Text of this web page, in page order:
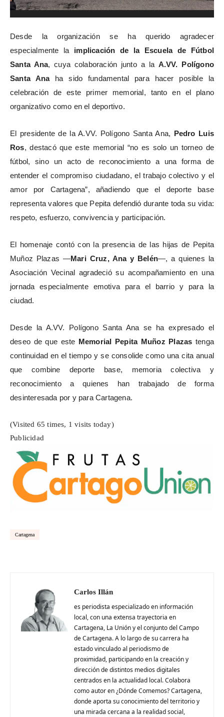
Desde la organización se ha querido agradecer
especialmente la implicación de la Escuela de Fútbol
Santa Ana, cuya colaboración junto a la A.VV. Polígono
Santa Anaha sido fundamental para hacer posible la
celebración de este primer memorial, tanto en el plano
organizativo como en el deportivo.
El presidente de la A.VV. Polígono Santa Ana, Pedro Luis
Ros, destacó que este memorial “no es solo un torneo de
fútbol, sino un acto de reconocimiento a una forma de
entender el compromiso ciudadano, el trabajo colectivo y el
amor por Cartagena”, añadiendo que el deporte base
representa valores que Pepita defendió durante toda su vida:
respeto, esfuerzo, convivencia y participación.
El homenaje contó con la presencia de las hijas de Pepita
Muñoz Plazas —Mari Cruz, Ana y Belén—, a quienes la
Asociación Vecinal agradeció su acompañamiento en una
jornada especialmente emotiva para el barrio y para la
ciudad.
Desde la A.VV. Polígono Santa Ana se ha expresado el
deseo de que este Memorial Pepita Muñoz Plazas tenga
continuidad en el tiempo y se consolide como una cita anual
que combine deporte base, memoria colectiva y
reconocimiento a quienes han trabajado de forma
desinteresada por y para Cartagena.
(Visited 65 times, 1 visits today)
Publicidad
Cartagena
Carlos Illán
es periodista especializado en información
local, con una extensa trayectoria en
Cartagena, La Unión y el conjunto del Campo
de Cartagena. A lo largo de su carrera ha
estado vinculado al periodismo de
proximidad, participando en la creación y
dirección de distintos medios digitales
centrados en la actualidad local. Colabora
como autor en ¿Dónde Comemos? Cartagena,
donde aporta su conocimiento del territorio y
una mirada cercana a la realidad social,